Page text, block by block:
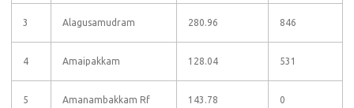
3 Alagusamudram 280.96 846
4 Amaipakkam 128.04 531
5 Amanambakkam Rf 143.78 0